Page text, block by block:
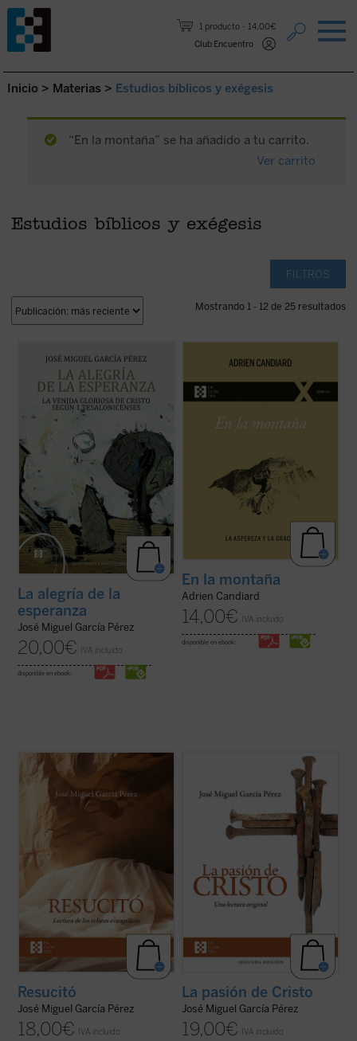
1 producto
14,00€
Club Encuentro
Saltar al contenido.
Inicio > Materias > Estudios bíblicos y exégesis
“En la montaña” se ha añadido a tu carrito.
Ver carrito
Estudios bíblicos y exégesis
FILTROS
Mostrando 1 - 12 de 25 resultados
que devuelve a la palabra paulina su
tonalidad originaria, abierta a la plenitud
cristológica, y que constituye una
esperanza cristiana como fuente de alegría
(ver ficha)
La alegría de la
esperanza
José Miguel García Pérez
20,00€ IVA incluido
disponible en ebook:
Adrien Candiard nos conduce al corazón
proclama las Bienaventuranzas y propone
exigencias que parecen inalcanzables:
En la montaña
Adrien Candiard
14,00€ IVA incluido
disponible en ebook:
José Miguel García centra la atención
sobre las dificultades o extrañezas
contenidas en los relatos evangélicos, que
son los testimonios más explícitos acerca
de lo que aconteció después de la muerte y
sepultura de Jesús de Nazaret. El ...
Resucitó
José Miguel García Pérez
18,00€ IVA incluido
pasión de Cristo que aparecen en los
llamativas diferencias, incluso
contradicciones, entre algunos de los
pasajes narrados en ellos. El autor de este
libro ofrece, ...(ver ficha)
La pasión de Cristo
José Miguel García Pérez
19,00€ IVA incluido